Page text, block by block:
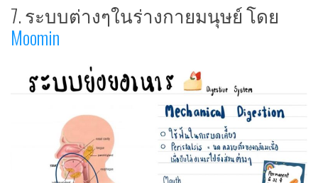
7. ระบบต่างๆในร่างกายมนุษย์ โดย
Moomin